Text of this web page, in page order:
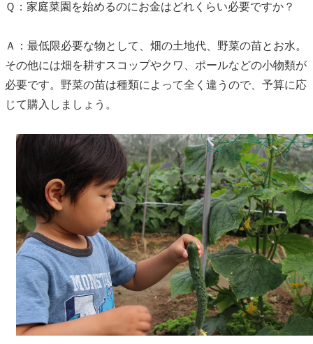
Ｑ：家庭菜園を始めるのにお金はどれくらい必要ですか？
Ａ：最低限必要な物として、畑の土地代、野菜の苗とお水。
その他には畑を耕すスコップやクワ、ポールなどの小物類が
必要です。野菜の苗は種類によって全く違うので、予算に応
じて購入しましょう。